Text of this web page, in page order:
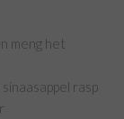
meng het
rasp